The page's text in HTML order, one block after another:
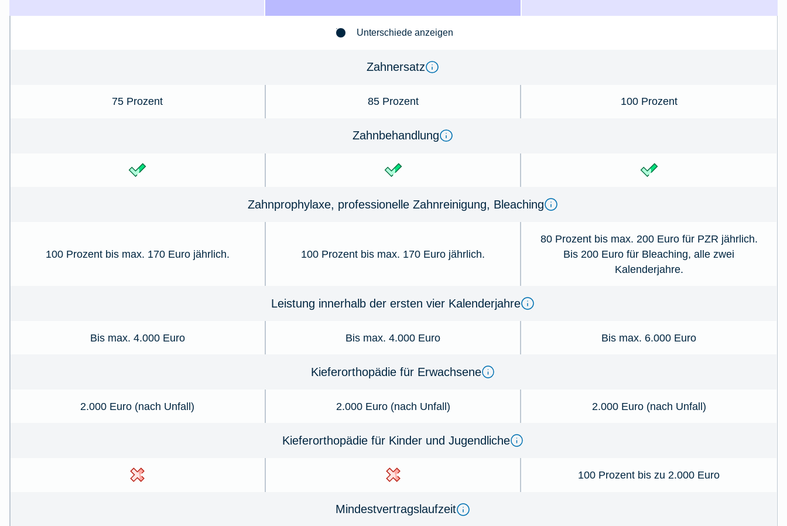
Unterschiede anzeigen
Zahnersatz
75 Prozent 85 Prozent 100 Prozent
Zahnbehandlung
Zahn­prophylaxe, pro­fessionelle Zahn­reinigung, Bleaching
100 Prozent bis max. 170 Euro jährlich. 100 Prozent bis max. 170 Euro jährlich.
80 Prozent bis max. 200 Euro für PZR jährlich.
Bis 200 Euro für Bleaching, alle zwei
Kalenderjahre.
Leistung innerhalb der ersten vier Kalenderjahre
Bis max. 4.000 Euro Bis max. 4.000 Euro Bis max. 6.000 Euro
Kieferorthopädie für Erwachsene
2.000 Euro (nach Unfall) 2.000 Euro (nach Unfall) 2.000 Euro (nach Unfall)
Kieferorthopädie für Kinder und Jugendliche
100 Prozent bis zu 2.000 Euro
Mindestvertragslaufzeit